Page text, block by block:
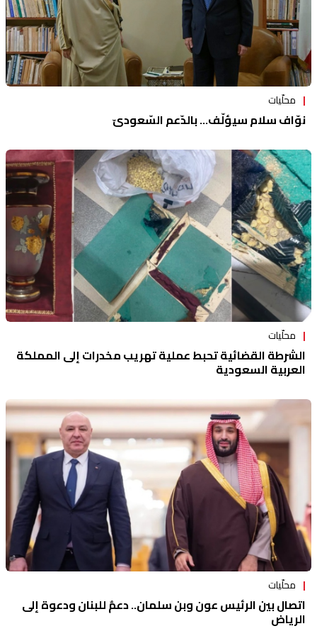
محلّيات
نوّاف سلام سيؤلّف… بالدّعم السّعوديّ
محلّيات
الشرطة القضائية تحبط عملية تهريب مخدرات إلى المملكة
العربية السعودية
محلّيات
اتصال بين الرئيس عون وبن سلمان.. دعمٌ للبنان ودعوة إلى
الرياض